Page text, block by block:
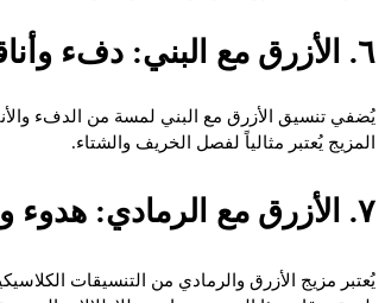
٦. الأزرق مع البني: دفء وأناقة
يُضفي تنسيق الأزرق مع البني لمسة من الدفء
المزيج يُعتبر مثالياً لفصل الخريف والشتاء.
٧. الأزرق مع الرمادي: هدوء ورقي
يُعتبر مزيج الأزرق والرمادي من التنسيقات